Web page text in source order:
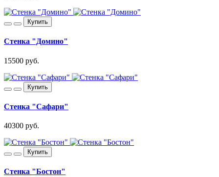
Купить
Стенка "Домино"
15500 руб.
Купить
Стенка "Сафари"
40300 руб.
Купить
Стенка "Бостон"